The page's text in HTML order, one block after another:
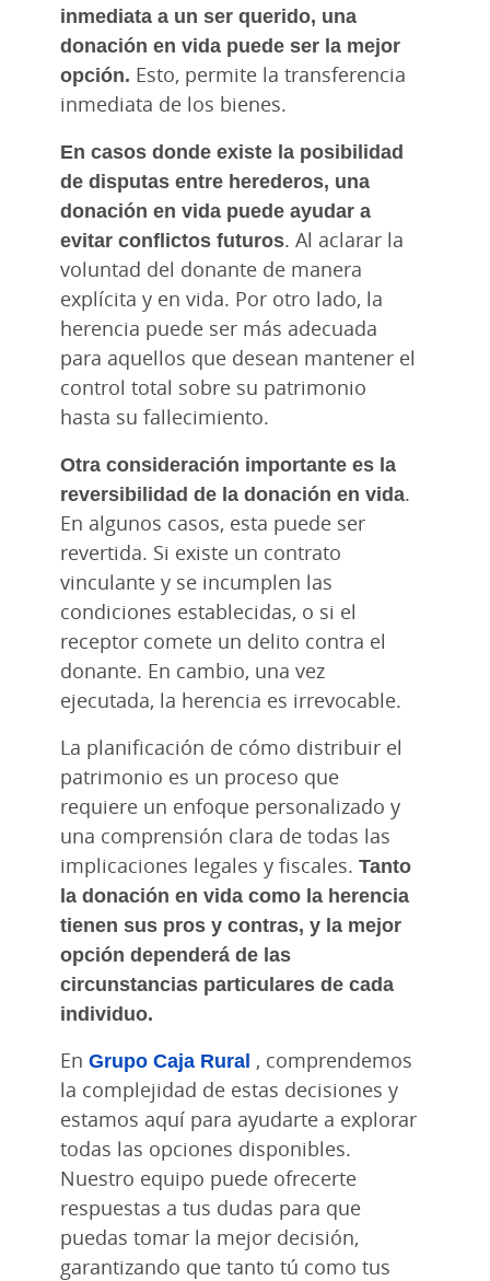
inmediata a un ser querido, una
donación en vida puede ser la mejor
opción. Esto, permite la transferencia
inmediata de los bienes.
En casos donde existe la posibilidad
de disputas entre herederos, una
donación en vida puede ayudar a
evitar conflictos futuros. Al aclarar la
voluntad del donante de manera
explícita y en vida. Por otro lado, la
herencia puede ser más adecuada
para aquellos que desean mantener el
control total sobre su patrimonio
hasta su fallecimiento.
Otra consideración importante es la
reversibilidad de la donación en vida.
En algunos casos, esta puede ser
revertida. Si existe un contrato
vinculante y se incumplen las
condiciones establecidas, o si el
receptor comete un delito contra el
donante. En cambio, una vez
ejecutada, la herencia es irrevocable.
La planificación de cómo distribuir el
patrimonio es un proceso que
requiere un enfoque personalizado y
una comprensión clara de todas las
implicaciones legales y fiscales. Tanto
la donación en vida como la herencia
tienen sus pros y contras, y la mejor
opción dependerá de las
circunstancias particulares de cada
individuo.
En Grupo Caja Rural , comprendemos
la complejidad de estas decisiones y
estamos aquí para ayudarte a explorar
todas las opciones disponibles.
Nuestro equipo puede ofrecerte
respuestas a tus dudas para que
puedas tomar la mejor decisión,
garantizando que tanto tú como tus